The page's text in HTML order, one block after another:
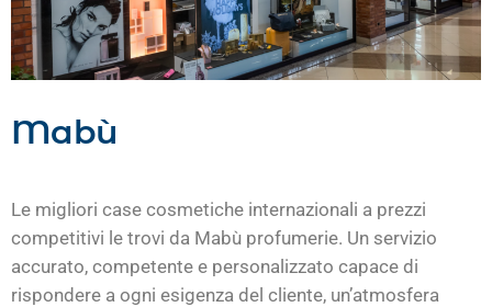
Mabù
Le migliori case cosmetiche internazionali a prezzi
competitivi le trovi da Mabù profumerie. Un servizio
accurato, competente e personalizzato capace di
rispondere a ogni esigenza del cliente, un’atmosfera